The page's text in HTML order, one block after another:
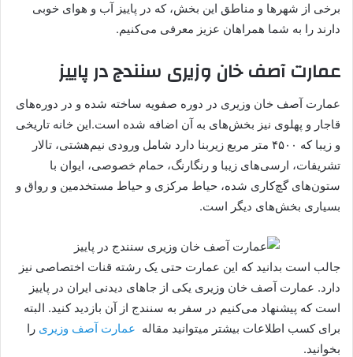
برخی از شهرها و مناطق این بخش، که در پاییز آب و هوای خوبی
دارند را به شما همراهان عزیز معرفی می‌کنیم.
عمارت آصف‌ خان وزیری سنندج در پاییز
عمارت آصف‌ خان وزیری در دوره صفویه ساخته شده و در دوره‌های
قاجار و پهلوی نیز بخش‌های به آن اضافه شده است.این خانه تاریخی
و زیبا که ۴۵۰۰ متر مربع زیربنا دارد شامل ورودی نیم‌هشتی، تالار
تشریفات، ارسی‌های زیبا و رنگارنگ، حمام خصوصی، ایوان با
ستون‌های گچ‌کاری شده، حیاط مرکزی و حیاط مستخدمین و رواق و
بسیاری بخش‌های دیگر است.
جالب است بدانید که این عمارت حتی یک رشته قنات اختصاصی نیز
دارد. عمارت آصف‌ خان وزیری یکی از جاهای دیدنی ایران در پاییز
است که پیشنهاد می‌کنیم در سفر به سنندج از آن بازدید کنید. البته
برای کسب اطلاعات بیشتر میتوانید مقاله عمارت آصف وزیری را
بخوانید.